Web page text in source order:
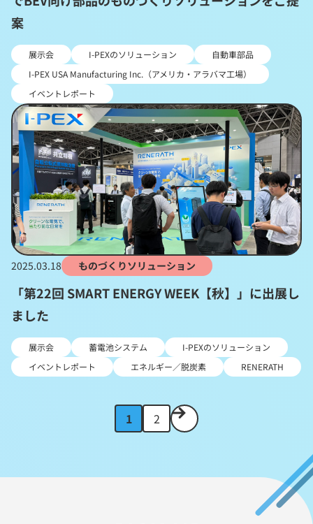
案
展示会 I-PEXのソリューション
自動車部品
I-PEX USA Manufacturing Inc.（アメリカ・アラバマ工場）
イベントレポート
2025.03.18 ものづくりソリューション
「第22回 SMART ENERGY WEEK【秋】」に出展し
ました
展示会 蓄電池システム
I-PEXのソリューション
イベントレポート
エネルギー／脱炭素 RENERATH
1 2
次
の
ジ